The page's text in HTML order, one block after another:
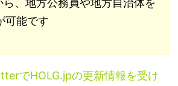
ら、地方公務員や地方自治体を
可能です
でHOLG.jpの更新情報を受け